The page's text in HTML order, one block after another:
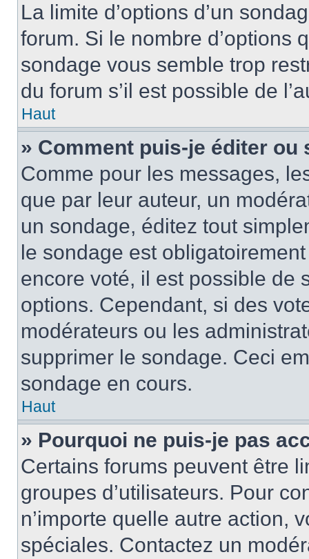
La limite d’options d’un
forum. Si le nombre d’options
sondage vous semble trop
du forum s’il est possible de
Haut
» Comment puis-je éditer ou
Comme pour les messages,
que par leur auteur, un
un sondage, éditez tout
le sondage est
encore voté, il est possible de
options. Cependant, si des
modérateurs ou les
supprimer le sondage. Ceci
sondage en cours.
Haut
» Pourquoi ne puis-je pas
Certains forums peuvent être
groupes d’utilisateurs. Pour
n’importe quelle autre action,
spéciales. Contactez un